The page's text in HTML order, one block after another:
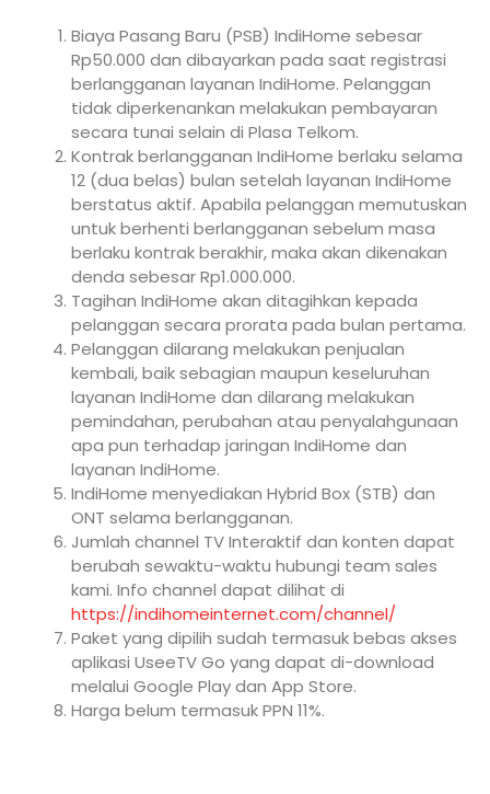
Biaya Pasang Baru (PSB) IndiHome sebesar
Rp50.000 dan dibayarkan pada saat registrasi
berlangganan layanan IndiHome. Pelanggan
tidak diperkenankan melakukan pembayaran
secara tunai selain di Plasa Telkom.
Kontrak berlangganan IndiHome berlaku selama
12 (dua belas) bulan setelah layanan IndiHome
berstatus aktif. Apabila pelanggan memutuskan
untuk berhenti berlangganan sebelum masa
berlaku kontrak berakhir, maka akan dikenakan
denda sebesar Rp1.000.000.
Tagihan IndiHome akan ditagihkan kepada
pelanggan secara prorata pada bulan pertama.
Pelanggan dilarang melakukan penjualan
kembali, baik sebagian maupun keseluruhan
layanan IndiHome dan dilarang melakukan
pemindahan, perubahan atau penyalahgunaan
apa pun terhadap jaringan IndiHome dan
layanan IndiHome.
IndiHome menyediakan Hybrid Box (STB) dan
ONT selama berlangganan.
Jumlah channel TV Interaktif dan konten dapat
berubah sewaktu-waktu hubungi team sales
kami. Info channel dapat dilihat di
https://indihomeinternet.com/channel/
Paket yang dipilih sudah termasuk bebas akses
aplikasi UseeTV Go yang dapat di-download
melalui Google Play dan App Store.
Harga belum termasuk PPN 11%.